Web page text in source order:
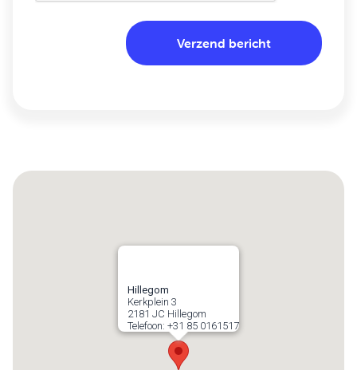
Hillegom
Kerkplein 3
2181 JC Hillegom
Telefoon: +31 85 0161517